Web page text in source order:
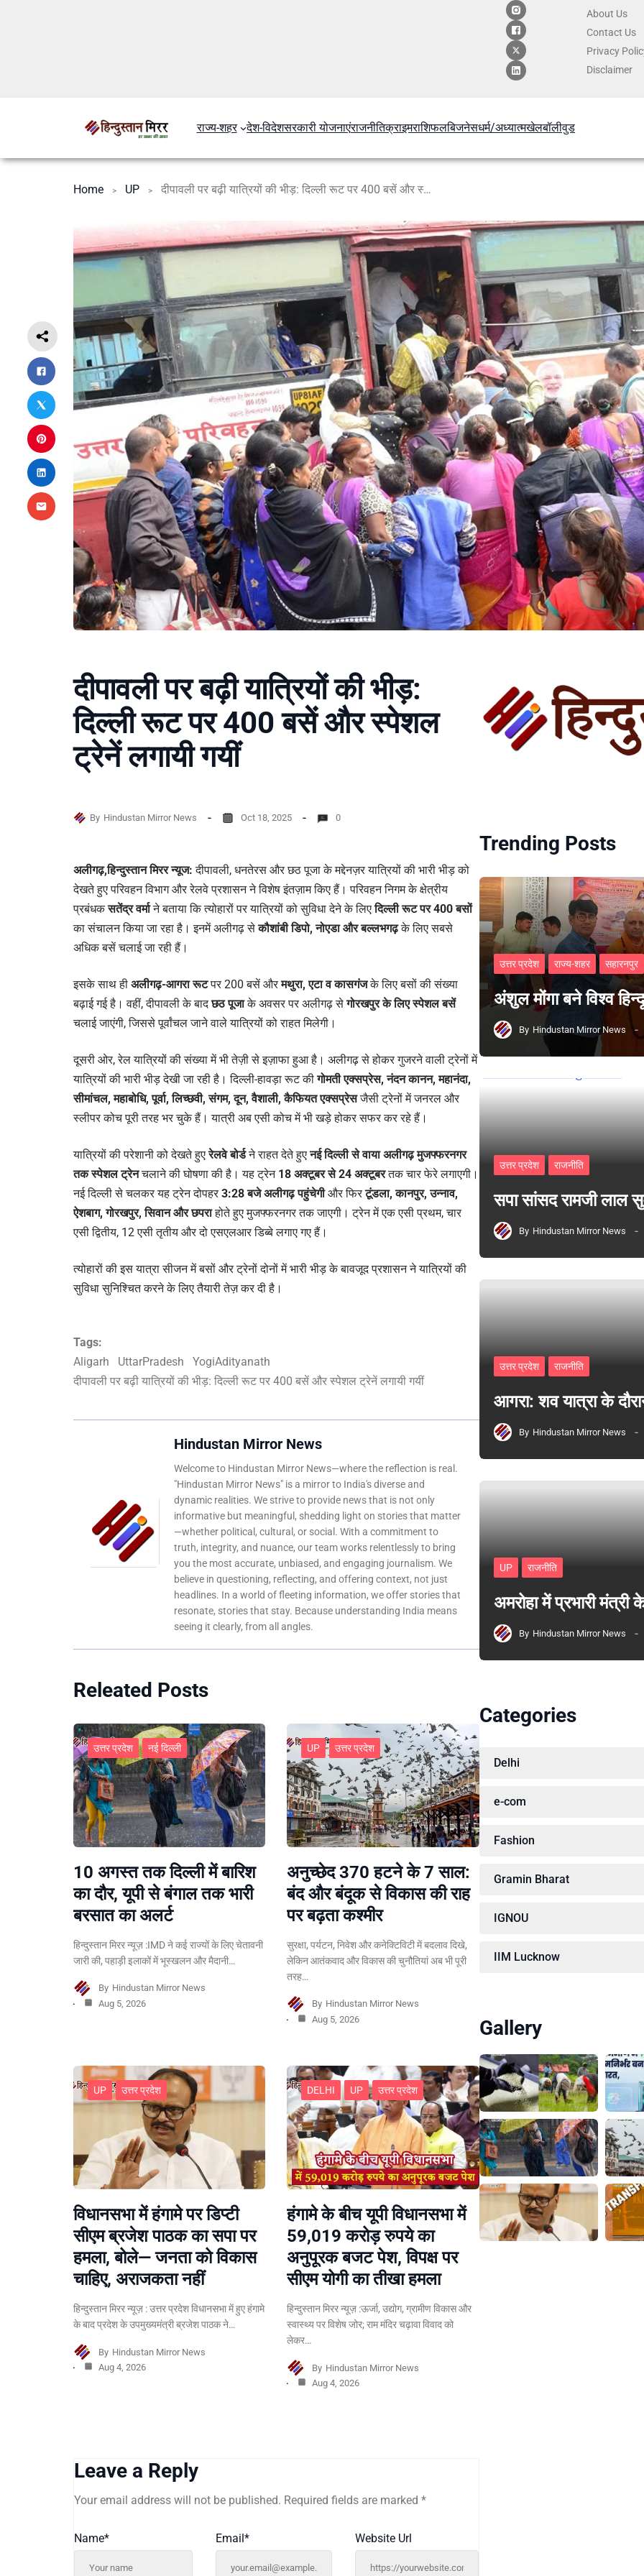
About Us
Contact Us
Privacy
Disclaimer
राज्य-शहर देश-विदेशसरकारी योजनाएंराजनीतिक्राइमराशिफलबिजनेसधर्म/अध्यात्मखेलबॉलीवुड
Home UP दीपावली पर बढ़ी यात्रियों की भीड़: दिल्ली रूट पर 400 बसें और स्पेशल ट्रेनें लगायी गयीं
दीपावली पर बढ़ी यात्रियों की भीड़:
दिल्ली रूट पर 400 बसें और स्पेशल
ट्रेनें लगायी गयीं
By Hindustan Mirror News Oct 18, 2025 0
अलीगढ़,हिन्दुस्तान मिरर न्यूज: दीपावली, धनतेरस और छठ पूजा के मद्देनज़र यात्रियों की भारी भीड़ को
देखते हुए परिवहन विभाग और रेलवे प्रशासन ने विशेष इंतज़ाम किए हैं। परिवहन निगम के क्षेत्रीय
प्रबंधकसतेंद्र वर्माने बताया कि त्योहारों पर यात्रियों को सुविधा देने के लिएदिल्ली रूट पर 400 बसों
का संचालन किया जा रहा है। इनमें अलीगढ़ सेकौशांबी डिपो, नोएडा और बल्लभगढ़के लिए सबसे
अधिक बसें चलाई जा रही हैं।
इसके साथ ही अलीगढ़-आगरा रूटपर 200 बसें औरमथुरा, एटा व कासगंजके लिए बसों की संख्या
बढ़ाई गई है। वहीं, दीपावली के बादछठ पूजाके अवसर पर अलीगढ़ सेगोरखपुर के लिए स्पेशल बसें
चलाई जाएंगी, जिससे पूर्वांचल जाने वाले यात्रियों को राहत मिलेगी।
दूसरी ओर, रेल यात्रियों की संख्या में भी तेज़ी से इज़ाफा हुआ है। अलीगढ़ से होकर गुजरने वाली ट्रेनों में
यात्रियों की भारी भीड़ देखी जा रही है। दिल्ली-हावड़ा रूट कीगोमती एक्सप्रेस, नंदन कानन, महानंदा,
सीमांचल, महाबोधि, पूर्वा, लिच्छवी, संगम, दून, वैशाली, कैफियत एक्सप्रेसजैसी ट्रेनों में जनरल और
स्लीपर कोच पूरी तरह भर चुके हैं। यात्री अब एसी कोच में भी खड़े होकर सफर कर रहे हैं।
यात्रियों की परेशानी को देखते हुएरेलवे बोर्डने राहत देते हुएनई दिल्ली से वाया अलीगढ़ मुजफ्फरनगर
तक स्पेशल ट्रेनचलाने की घोषणा की है। यह ट्रेन 18 अक्टूबर से 24 अक्टूबरतक चार फेरे लगाएगी।
नई दिल्ली से चलकर यह ट्रेन दोपहर 3:28 बजे अलीगढ़ पहुंचेगीऔर फिरटूंडला, कानपुर, उन्नाव,
ऐशबाग, गोरखपुर, सिवान और छपराहोते हुए मुजफ्फरनगर तक जाएगी। ट्रेन में एक एसी प्रथम, चार
एसी द्वितीय, 12 एसी तृतीय और दो एसएलआर डिब्बे लगाए गए हैं।
त्योहारों की इस यात्रा सीजन में बसों और ट्रेनों दोनों में भारी भीड़ के बावजूद प्रशासन ने यात्रियों की
सुविधा सुनिश्चित करने के लिए तैयारी तेज़ कर दी है।
Tags:
Aligarh
UttarPradesh
YogiAdityanath
दीपावली पर बढ़ी यात्रियों की भीड़: दिल्ली रूट पर 400 बसें और स्पेशल ट्रेनें लगायी गयीं
Hindustan Mirror News
Welcome to Hindustan Mirror News—where the reflection is real.
"Hindustan Mirror News" is a mirror to India's diverse and
dynamic realities. We strive to provide news that is not only
informative but meaningful, shedding light on stories that matter
—whether political, cultural, or social. With a commitment to
truth, integrity, and nuance, our team works relentlessly to bring
you the most accurate, unbiased, and engaging journalism. We
believe in questioning, reflecting, and offering context, not just
headlines. In a world of fleeting information, we offer stories that
resonate, stories that stay. Because understanding India means
seeing it clearly, from all angles.
Releated Posts
उत्तर प्रदेश नई दिल्ली
10 अगस्त तक दिल्ली में बारिश
का दौर, यूपी से बंगाल तक भारी
बरसात का अलर्ट
हिन्दुस्तान मिरर न्यूज़ :IMD ने कई राज्यों के लिए चेतावनी
जारी की, पहाड़ी इलाकों में भूस्खलन और मैदानी…
By Hindustan Mirror News
Aug 5, 2026
UP उत्तर प्रदेश
अनुच्छेद 370 हटने के 7 साल:
बंद और बंदूक से विकास की राह
पर बढ़ता कश्मीर
सुरक्षा, पर्यटन, निवेश और कनेक्टिविटी में बदलाव दिखे,
लेकिन आतंकवाद और विकास की चुनौतियां अब भी पूरी
तरह…
By Hindustan Mirror News
Aug 5, 2026
UP उत्तर प्रदेश
विधानसभा में हंगामे पर डिप्टी
सीएम ब्रजेश पाठक का सपा पर
हमला, बोले— जनता को विकास
चाहिए, अराजकता नहीं
हिन्दुस्तान मिरर न्यूज़ : उत्तर प्रदेश विधानसभा में हुए हंगामे
के बाद प्रदेश के उपमुख्यमंत्री ब्रजेश पाठक ने…
By Hindustan Mirror News
Aug 4, 2026
DELHI UP उत्तर प्रदेश
हंगामे के बीच यूपी विधानसभा में
59,019 करोड़ रुपये का
अनुपूरक बजट पेश, विपक्ष पर
सीएम योगी का तीखा हमला
हिन्दुस्तान मिरर न्यूज़ :ऊर्जा, उद्योग, ग्रामीण विकास और
स्वास्थ्य पर विशेष जोर; राम मंदिर चढ़ावा विवाद को
लेकर…
By Hindustan Mirror News
Aug 4, 2026
Leave a Reply
Your email address will not be published. Required fields are marked *
Name* Email * Website Url
Trending Posts
उत्तर प्रदेश राज्य-शहर सहारनपुर
अंशुल मोंगा बने विश्व
By Hindustan Mirror News
उत्तर प्रदेश राजनीति
सपा सांसद रामजी लाल
By Hindustan Mirror News
उत्तर प्रदेश राजनीति
आगरा: शव यात्रा के
By Hindustan Mirror News
UP राजनीति
अमरोहा में प्रभारी
By Hindustan Mirror News
Categories
Delhi
e-com
Fashion
Gramin Bharat
IGNOU
IIM Lucknow
Gallery